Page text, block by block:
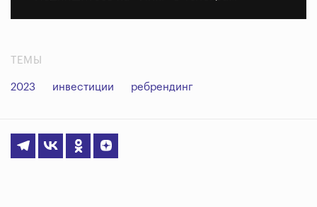
ТЕМЫ
2023 инвестиции ребрендинг